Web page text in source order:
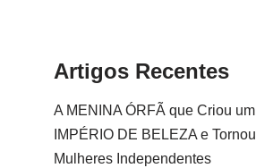
Artigos Recentes
A MENINA ÓRFÃ que Criou um
IMPÉRIO DE BELEZA e Tornou
Mulheres Independentes